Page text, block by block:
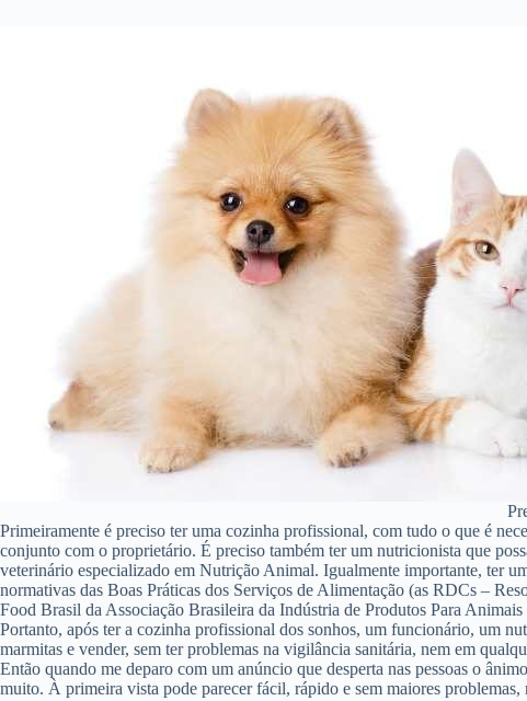
Primeiramente é preciso ter uma cozinha profissional, com tudo o que é
conjunto com o proprietário. É preciso também ter um nutricionista que
veterinário especializado em Nutrição Animal. Igualmente importante, ter
normativas das Boas Práticas dos Serviços de Alimentação (as RDCs –
Food Brasil da Associação Brasileira da Indústria de Produtos Para
Portanto, após ter a cozinha profissional dos sonhos, um funcionário, um
marmitas e vender, sem ter problemas na vigilância sanitária, nem em
Então quando me deparo com um anúncio que desperta nas pessoas o
muito. À primeira vista pode parecer fácil, rápido e sem maiores